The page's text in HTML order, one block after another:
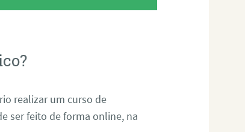
realizar um curso de
ser feito de forma online, na